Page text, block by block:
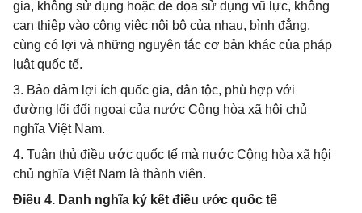
gia, không sử dụng hoặc đe dọa sử dụng vũ lực, không
can thiệp vào công việc nội bộ của nhau, bình đẳng,
cùng có lợi và những nguyên tắc cơ bản khác của pháp
luật quốc tế.
3. Bảo đảm lợi ích quốc gia, dân tộc, phù hợp với
đường lối đối ngoại của nước Cộng hòa xã hội chủ
nghĩa Việt Nam.
4. Tuân thủ điều ước quốc tế mà nước Cộng hòa xã hội
chủ nghĩa Việt Nam là thành viên.
Điều 4. Danh nghĩa ký kết điều ước quốc tế